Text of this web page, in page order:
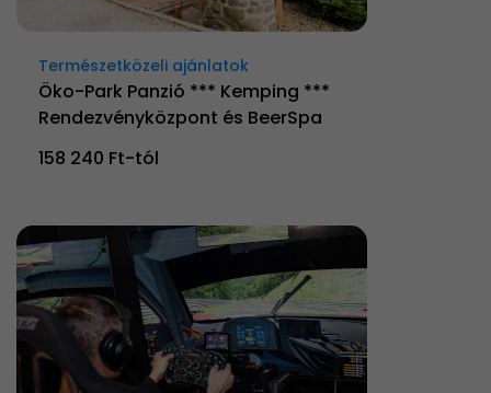
Természetközeli ajánlatok
Öko-Park Panzió *** Kemping ***
Rendezvényközpont és BeerSpa
158 240 Ft-tól